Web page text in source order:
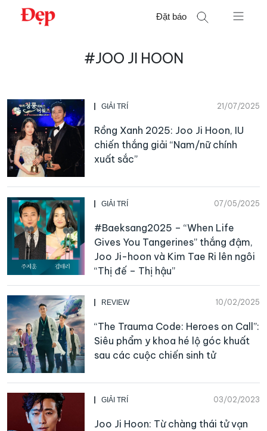
Chuyển
Đặt báo
#JOO JI HOON
GIẢI TRÍ 21/07/2025
Rồng Xanh 2025: Joo Ji Hoon, IU
chiến thắng giải “Nam/nữ chính
xuất sắc”
GIẢI TRÍ 07/05/2025
#Baeksang2025 – “When Life
Gives You Tangerines” thắng đậm,
Joo Ji-hoon và Kim Tae Ri lên ngôi
“Thị đế – Thị hậu”
REVIEW 10/02/2025
“The Trauma Code: Heroes on Call”:
Siêu phẩm y khoa hé lộ góc khuất
sau các cuộc chiến sinh tử
GIẢI TRÍ 03/02/2023
Joo Ji Hoon: Từ chàng thái tử vạn